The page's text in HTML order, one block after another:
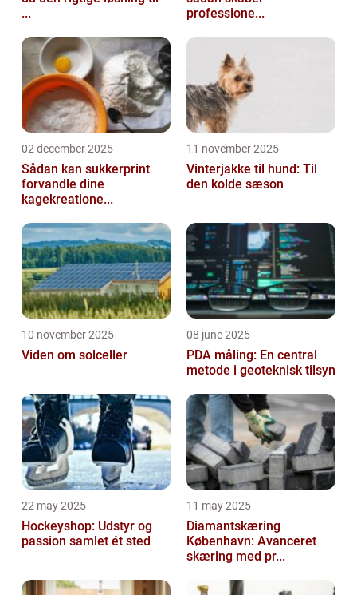
...
professione...
02 december 2025
Sådan kan sukkerprint
forvandle dine
kagekreatione...
11 november 2025
Vinterjakke til hund: Til
den kolde sæson
10 november 2025
Viden om solceller
08 june 2025
PDA måling: En central
metode i geoteknisk tilsyn
22 may 2025
Hockeyshop: Udstyr og
passion samlet ét sted
11 may 2025
Diamantskæring
København: Avanceret
skæring med pr...